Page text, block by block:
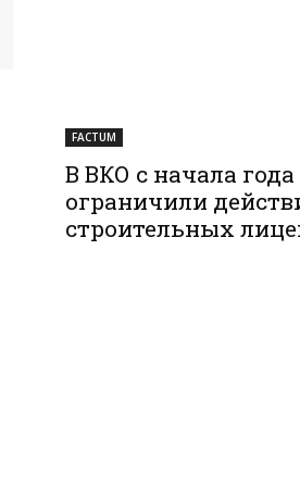
FACTUM
В ВКО с начала года
ограничили
строительных